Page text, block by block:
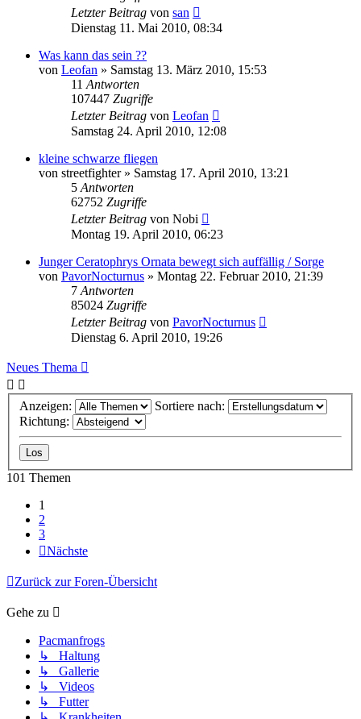
Letzter Beitrag von san
Dienstag 11. Mai 2010, 08:34
Was kann das sein ??
von Leofan » Samstag 13. März 2010, 15:53
11 Antworten
107447 Zugriffe
Letzter Beitrag von Leofan
Samstag 24. April 2010, 12:08
kleine schwarze fliegen
von streetfighter» Samstag 17. April 2010, 13:21
5 Antworten
62752 Zugriffe
Letzter Beitrag von Nobi
Montag 19. April 2010, 06:23
Junger Ceratophrys Ornata bewegt sich auffällig / Sorge
von PavorNocturnus » Montag 22. Februar 2010, 21:39
7 Antworten
85024 Zugriffe
Letzter Beitrag von PavorNocturnus
Dienstag 6. April 2010, 19:26
Neues Thema
Anzeigen:
Sortiere nach:
Richtung:
101 Themen
1
2
3
Nächste
Zurück zur Foren-Übersicht
Gehe zu
Pacmanfrogs
↳ Haltung
↳ Gallerie
↳ Videos
↳ Futter